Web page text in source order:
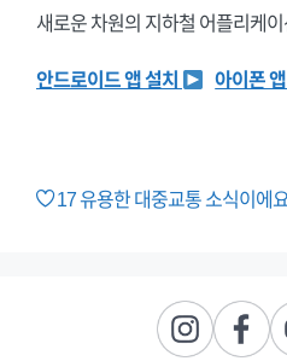
새로운 차원의 지하철 어플리케이
안드로이드 앱 설치 아이폰 앱
17유용한 대중교통 소식이에